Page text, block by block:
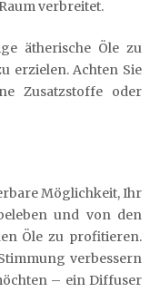
verbreitet.
ätherische Öle zu
erzielen. Achten Sie
Zusatzstoffe oder
Möglichkeit, Ihr
und von den
Öle zu profitieren.
verbessern
– ein Diffuser